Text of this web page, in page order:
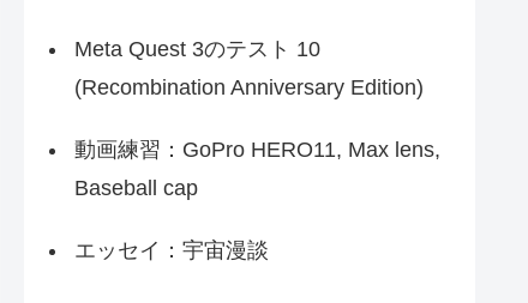
Meta Quest 3のテスト 10
(Recombination Anniversary Edition)
動画練習：GoPro HERO11, Max lens,
Baseball cap
エッセイ：宇宙漫談